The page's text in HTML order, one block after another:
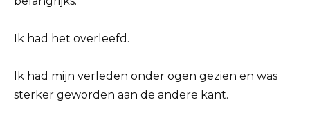
Ik had het overleefd.
Ik had mijn verleden onder ogen gezien en was
sterker geworden aan de andere kant.